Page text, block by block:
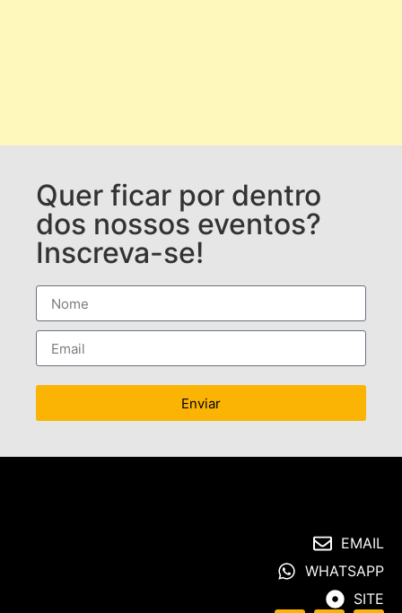
Quer ficar por dentro
dos nossos eventos?
Inscreva-se!
Enviar
EMAIL
WHATSAPP
SITE